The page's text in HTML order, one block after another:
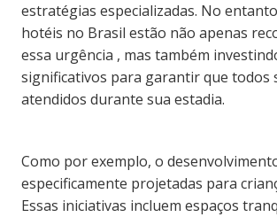
estratégias especializadas. No
hotéis no Brasil estão não apenas
essa urgência , mas também
significativos para garantir que todos
atendidos durante sua estadia.
Como por exemplo, o
especificamente projetadas para
Essas iniciativas incluem espaços